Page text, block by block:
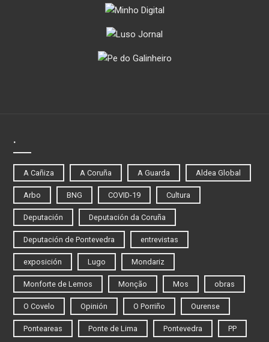
.
A Cañiza A Coruña A Guarda Aldea Global
Arbo BNG COVID-19 Cultura
Deputación Deputación da Coruña
Deputación de Pontevedra entrevistas
exposición Lugo Mondariz
Monforte de Lemos Monção Mos obras
O Covelo Opinión O Porriño Ourense
Ponteareas Ponte de Lima Pontevedra PP